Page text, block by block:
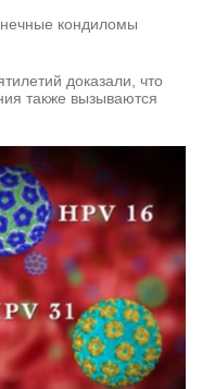
кондиломы
доказали, что
также вызываются